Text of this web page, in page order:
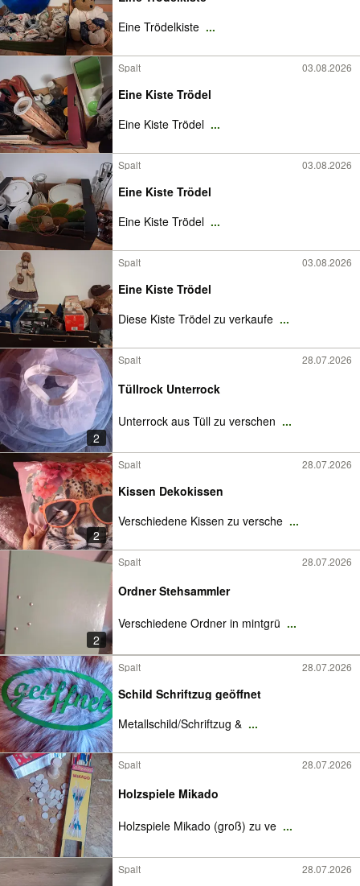
Eine Trödelkiste ...
Spalt 03.08.2026
Eine Kiste Trödel
Eine Kiste Trödel ...
Spalt 03.08.2026
Eine Kiste Trödel
Eine Kiste Trödel ...
Spalt 03.08.2026
Eine Kiste Trödel
Diese Kiste Trödel zu verkaufe ...
2
Spalt 28.07.2026
Tüllrock Unterrock
Unterrock aus Tüll zu verschen ...
2
Spalt 28.07.2026
Kissen Dekokissen
Verschiedene Kissen zu versche ...
2
Spalt 28.07.2026
Ordner Stehsammler
Verschiedene Ordner in mintgrü ...
Spalt 28.07.2026
Schild Schriftzug geöffnet
Metallschild/Schriftzug & ...
Spalt 28.07.2026
Holzspiele Mikado
Holzspiele Mikado (groß) zu ve ...
Spalt 28.07.2026